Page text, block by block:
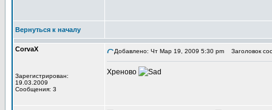
Вернуться к началу
CorvaX
Зарегистрирован:
19.03.2009
Сообщения: 3
Добавлено: Чт Мар 19, 2009 5:30 pm Заголовок
Хреново